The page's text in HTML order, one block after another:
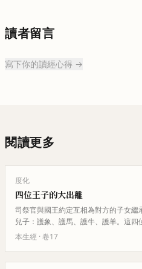
讀者留言
寫下你的讀經心得 →
閱讀更多
度化
四位王子的大出離
司祭官與國王約定互相為對方的子女
兒子：護象、護馬、護牛、護羊。這
的出家感動了國王、后妃和整個…
本生經 · 卷17